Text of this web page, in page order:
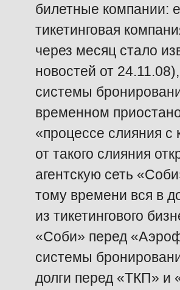
билетные компании:
тикетинговая
через месяц стало
новостей от
системы
временном
«процессе слияния
от такого слияния
агентскую сеть
тому времени вся в
из тикетингового
«Соби» перед
системы
долги перед «ТКП» и